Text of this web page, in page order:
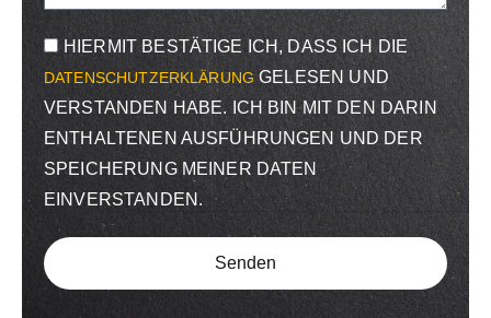
HIERMIT BESTÄTIGE ICH, DASS ICH DIE
DATENSCHUTZERKLÄRUNGGELESEN UND
VERSTANDEN HABE. ICH BIN MIT DEN DARIN
ENTHALTENEN AUSFÜHRUNGEN UND DER
SPEICHERUNG MEINER DATEN
EINVERSTANDEN.
Senden